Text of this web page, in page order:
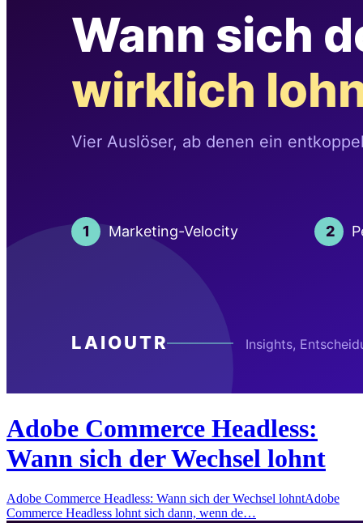
Adobe Commerce Headless:
Wann sich der Wechsel lohnt
Adobe Commerce Headless: Wann sich der Wechsel lohntAdobe
Commerce Headless lohnt sich dann, wenn de…